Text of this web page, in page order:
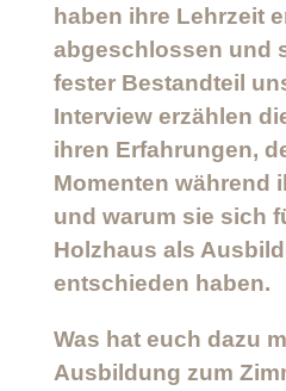
haben ihre Lehrzeit
abgeschlossen und
fester Bestandteil
Interview erzählen
ihren Erfahrungen,
Momenten während
und warum sie sich
Holzhaus als
entschieden haben.
Was hat euch dazu
Ausbildung zum